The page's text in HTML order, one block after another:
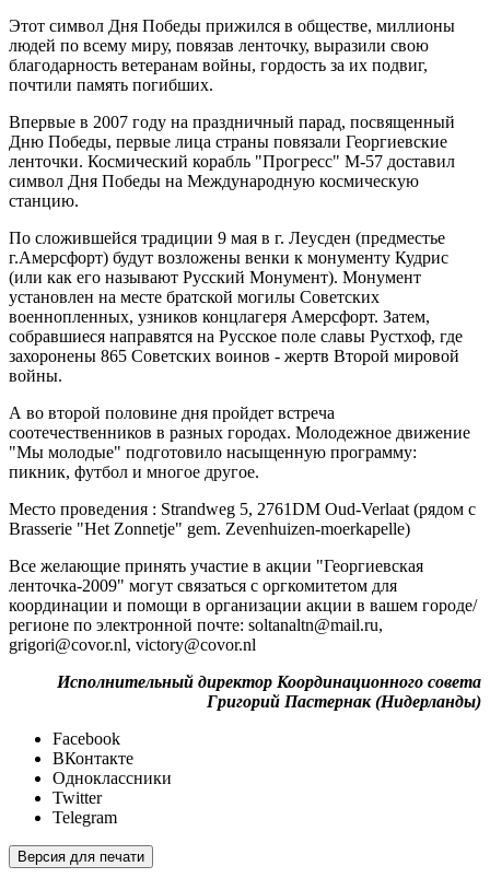
Этот символ Дня Победы прижился в обществе, миллионы
людей по всему миру, повязав ленточку, выразили свою
благодарность ветеранам войны, гордость за их подвиг,
почтили память погибших.
Впервые в 2007 году на праздничный парад, посвященный
Дню Победы, первые лица страны повязали Георгиевские
ленточки. Космический корабль "Прогресс" М-57 доставил
символ Дня Победы на Международную космическую
станцию.
По сложившейся традиции 9 мая в г. Леусден (предместье
г.Амерсфорт) будут возложены венки к монументу Кудрис
(или как его называют Русский Монумент). Монумент
установлен на месте братской могилы Cоветских
военнопленных, узников концлагеря Амерсфорт. Затем,
собравшиеся направятся на Pусское поле славы Рустхоф, где
захоронены 865 Cоветских воинов - жертв Второй мировой
войны.
А во второй половине дня пройдет встреча
соотечественников в разных городах. Молодежное движение
"Мы молодые" подготовило насыщенную программу:
пикник, футбол и многое другое.
Место проведения : Strandweg 5, 2761DM Oud-Verlaat (рядом с
Brasserie "Het Zonnetje" gem. Zevenhuizen-moerkapelle)
Все желающие принять участие в акции "Георгиевская
ленточка-2009" могут связаться с оргкомитетом для
координации и помощи в организации акции в вашем городе/
регионе по электронной почте: soltanaltn@mail.ru,
grigori@covor.nl, victory@covor.nl
Исполнительный директор Координационного совета
Григорий Пастернак (Нидерланды)
Facebook
ВКонтакте
Одноклассники
Twitter
Telegram
Версия для печати